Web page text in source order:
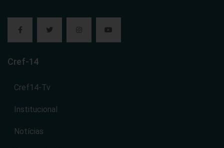
Cref-14
Cref14-Tv
Institucional
Notícias